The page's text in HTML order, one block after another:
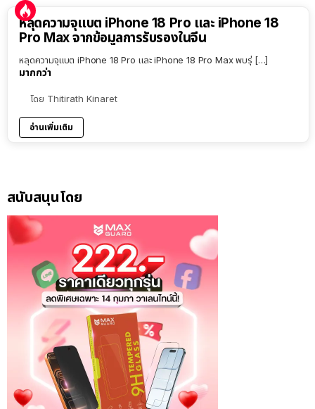
หลุดความจุแบต iPhone 18 Pro และ iPhone 18
Pro Max จากข้อมูลการรับรองในจีน
หลุดความจุแบต iPhone 18 Pro และ iPhone 18 Pro Max พบรุ่ […]
มากกว่า
โดย Thitirath Kinaret
อ่านเพิ่มเติม
สนับสนุนโดย